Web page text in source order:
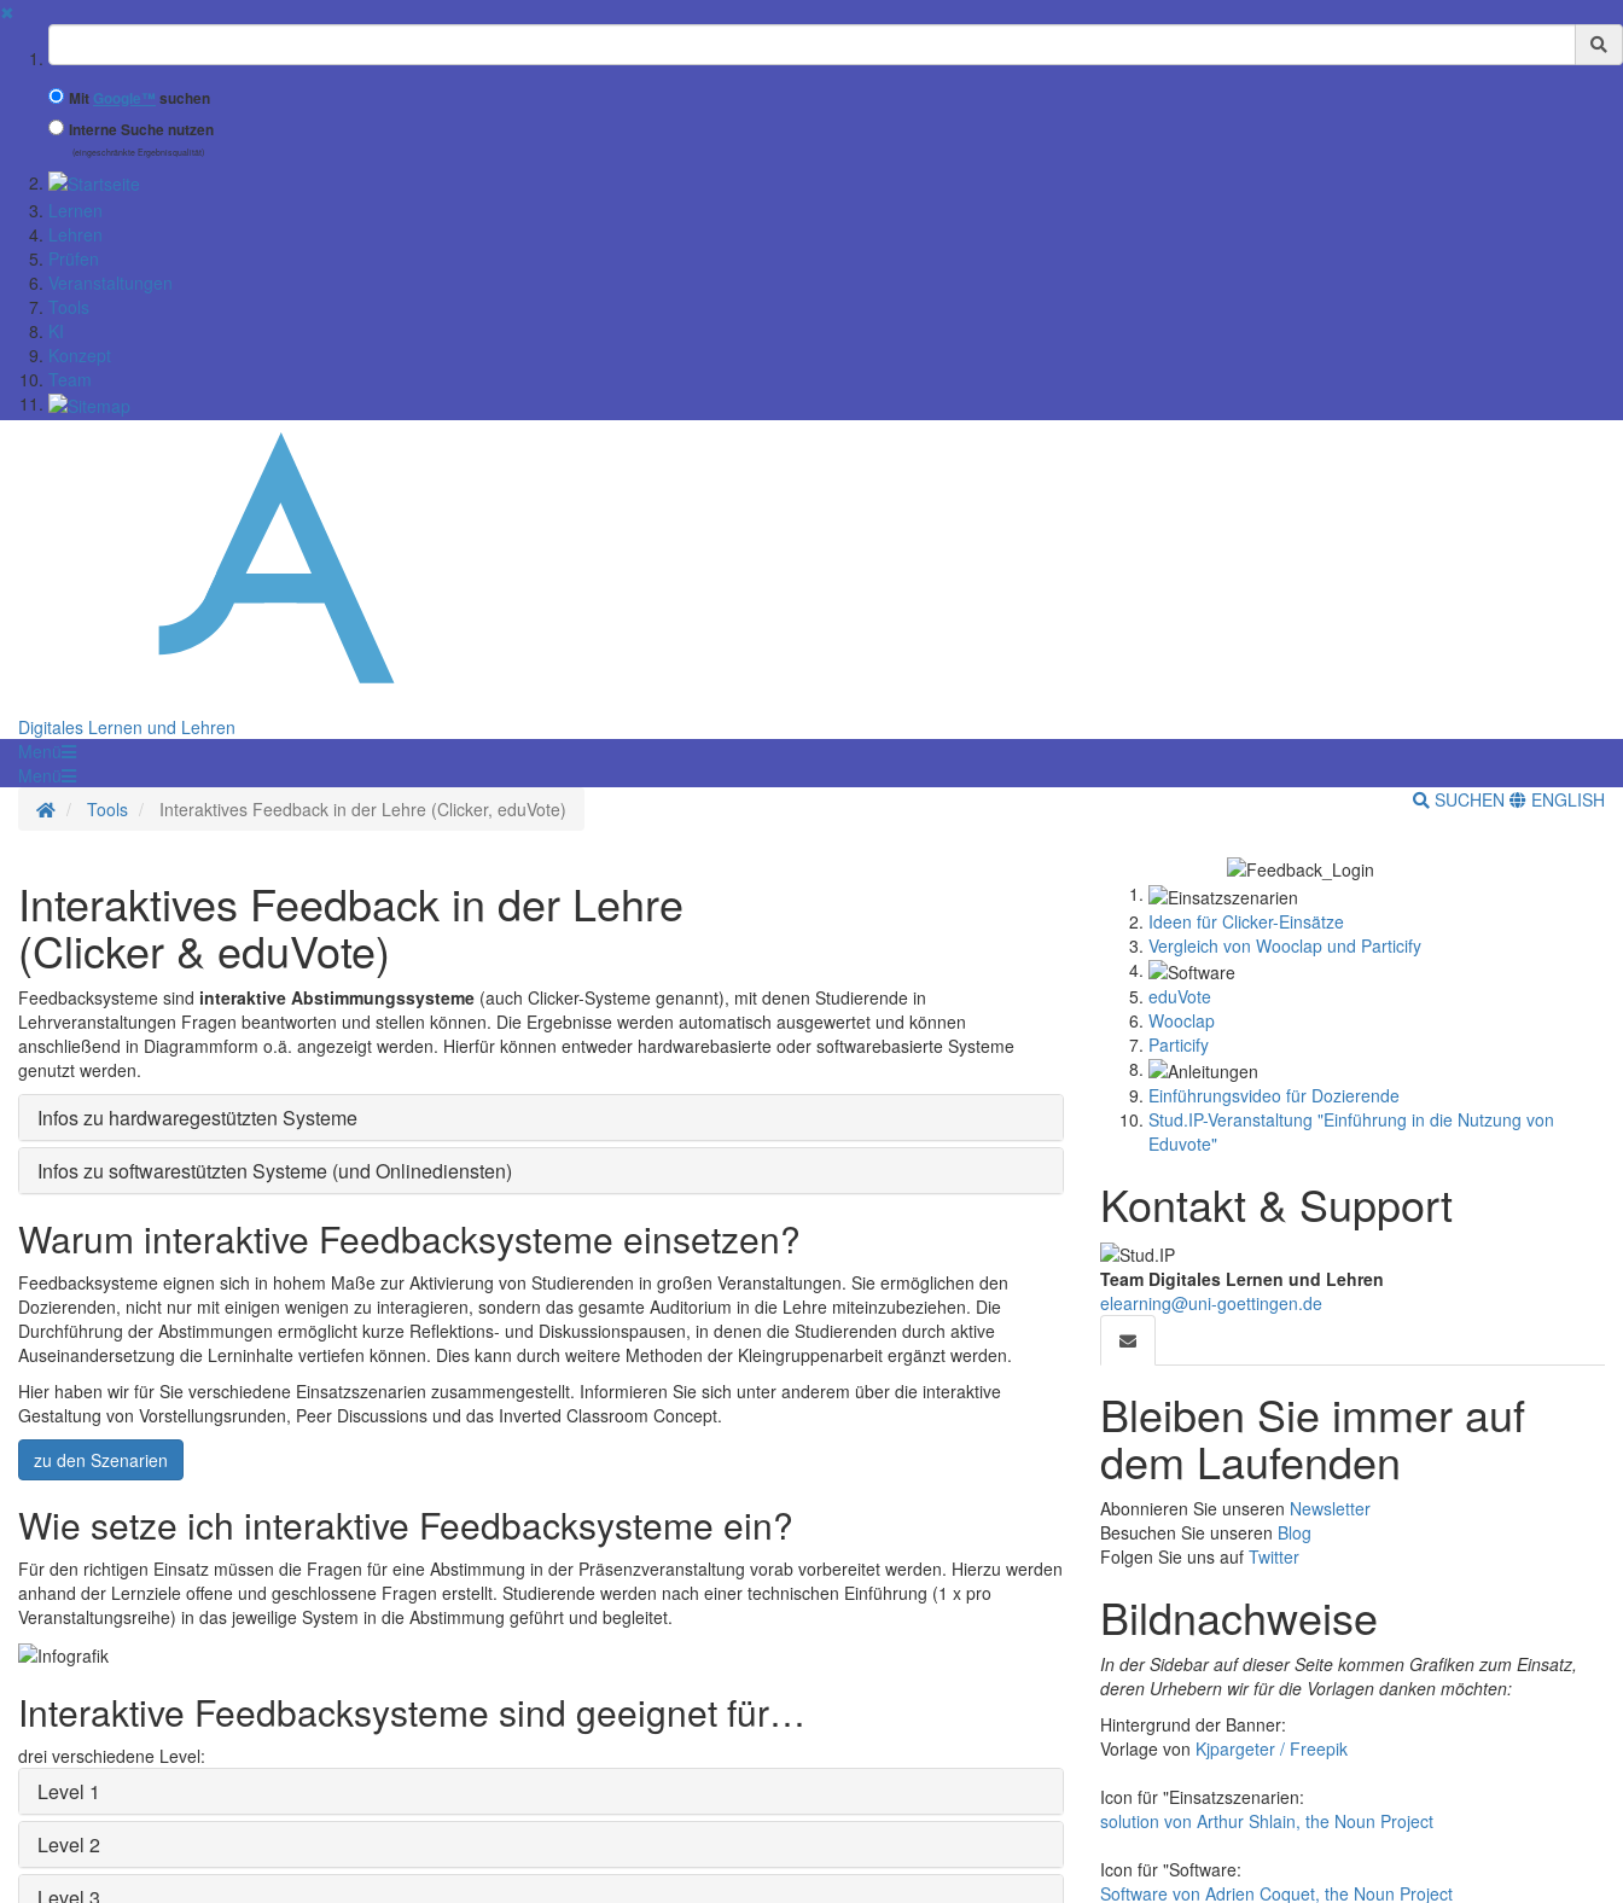
✖
Suchbegriff
Mit Google™ suchen
Interne Suche nutzen
(eingeschränkte Ergebnisqualität)
Lernen
Lehren
Prüfen
Veranstaltungen
Tools
KI
Konzept
Team
Digitales Lernen und Lehren
Menü
Menü
Startseite
Tools Interaktives Feedback in der Lehre (Clicker, eduVote) SUCHEN ENGLISH
Interaktives Feedback in der Lehre
(Clicker & eduVote)
Feedbacksysteme sind interaktive Abstimmungssysteme (auch Clicker-Systeme genannt), mit denen Studierende in
Lehrveranstaltungen Fragen beantworten und stellen können. Die Ergebnisse werden automatisch ausgewertet und können
anschließend in Diagrammform o.ä. angezeigt werden. Hierfür können entweder hardwarebasierte oder softwarebasierte Systeme
genutzt werden.
Infos zu hardwaregestützten Systeme
Infos zu softwarestützten Systeme (und Onlinediensten)
Warum interaktive Feedbacksysteme einsetzen?
Feedbacksysteme eignen sich in hohem Maße zur Aktivierung von Studierenden in großen Veranstaltungen. Sie ermöglichen den
Dozierenden, nicht nur mit einigen wenigen zu interagieren, sondern das gesamte Auditorium in die Lehre miteinzubeziehen. Die
Durchführung der Abstimmungen ermöglicht kurze Reflektions- und Diskussionspausen, in denen die Studierenden durch aktive
Auseinandersetzung die Lerninhalte vertiefen können. Dies kann durch weitere Methoden der Kleingruppenarbeit ergänzt werden.
Hier haben wir für Sie verschiedene Einsatzszenarien zusammengestellt. Informieren Sie sich unter anderem über die interaktive
Gestaltung von Vorstellungsrunden, Peer Discussions und das Inverted Classroom Concept.
zu den Szenarien
Wie setze ich interaktive Feedbacksysteme ein?
Für den richtigen Einsatz müssen die Fragen für eine Abstimmung in der Präsenzveranstaltung vorab vorbereitet werden. Hierzu werden
anhand der Lernziele offene und geschlossene Fragen erstellt. Studierende werden nach einer technischen Einführung (1 x pro
Veranstaltungsreihe) in das jeweilige System in die Abstimmung geführt und begleitet.
Interaktive Feedbacksysteme sind geeignet für…
drei verschiedene Level:
Level 1
Level 2
Ideen für Clicker-Einsätze
Vergleich von Wooclap und Particify
eduVote
Wooclap
Particify
Einführungsvideo für Dozierende
Stud.IP-Veranstaltung "Einführung in die Nutzung von
Eduvote"
Kontakt & Support
Team Digitales Lernen und Lehren
elearning@uni-goettingen.de
Bleiben Sie immer auf
dem Laufenden
Abonnieren Sie unseren Newsletter
Besuchen Sie unseren Blog
Folgen Sie uns auf Twitter
Bildnachweise
In der Sidebar auf dieser Seite kommen Grafiken zum Einsatz,
deren Urhebern wir für die Vorlagen danken möchten:
Hintergrund der Banner:
Vorlage von Kjpargeter / Freepik
Icon für "Einsatzszenarien:
solution von Arthur Shlain, the Noun Project
Icon für "Software:
Software von Adrien Coquet, the Noun Project